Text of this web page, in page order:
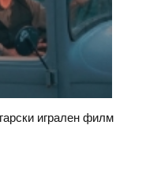
игрален филм